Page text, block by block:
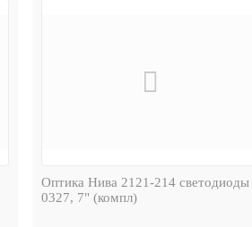
Оптика Нива 2121-214 светодиоды
0327, 7" (компл)